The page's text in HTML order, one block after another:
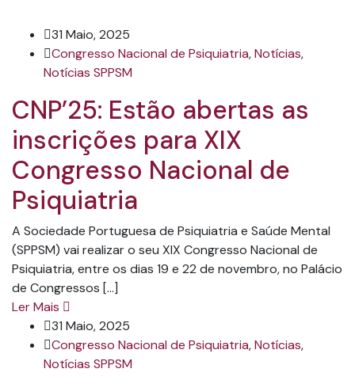
31 Maio, 2025
Congresso Nacional de Psiquiatria,Notícias,
Notícias SPPSM
CNP’25: Estão abertas as
inscrições para XIX
Congresso Nacional de
Psiquiatria
A Sociedade Portuguesa de Psiquiatria e Saúde Mental
(SPPSM) vai realizar o seu XIX Congresso Nacional de
Psiquiatria, entre os dias 19 e 22 de novembro, no Palácio
de Congressos […]
Ler Mais
31 Maio, 2025
Congresso Nacional de Psiquiatria,Notícias,
Notícias SPPSM